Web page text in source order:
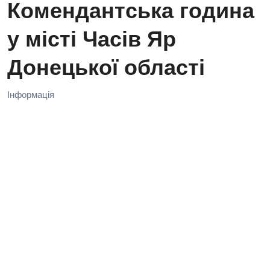
Комендантська година
у місті Часів Яр
Донецької області
Інформація